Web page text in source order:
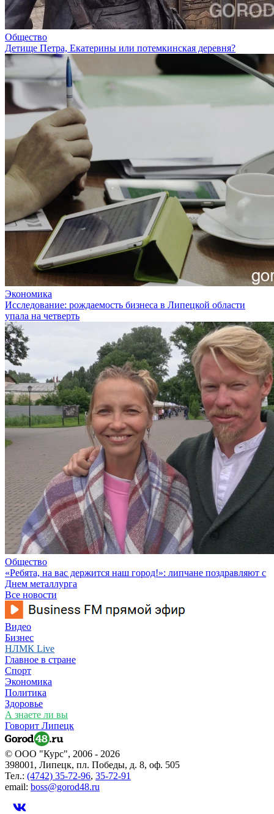
Общество
Детище Петра, Екатерины или потемкинская деревня?
Экономика
Исследование: рождаемость бизнеса в Липецкой области
упала на четверть
Общество
«Ребята, на вас держится наш город!»: липчане поздравляют с
Днем металлурга
Все новости
Видео
Бизнес
НЛМК Live
Главное в стране
Спорт
Экономика
Политика
Здоровье
А знаете ли вы
Говорит Липецк
© ООО "Курс", 2006 - 2026
398001, Липецк, пл. Победы, д. 8, оф. 505
Тел.: (4742) 35-72-96, 35-72-91
email: boss@gorod48.ru